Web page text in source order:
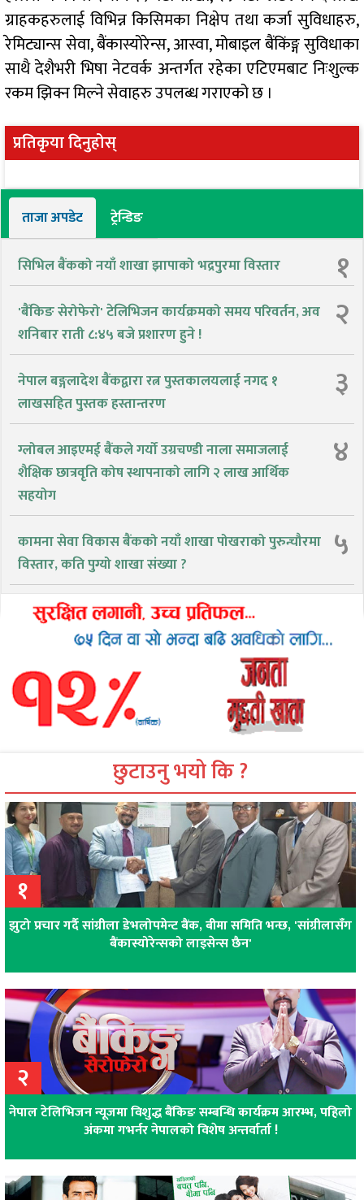
ग्राहकहरुलाई विभिन्न किसिमका निक्षेप तथा कर्जा सुविधाहरु,
रेमिट्यान्स सेवा, बैंकास्योरेन्स, आस्वा, मोबाइल बैंकिंङ्ग सुविधाका
साथै देशैभरी भिषा नेटवर्क अन्तर्गत रहेका एटिएमबाट निःशुल्क
रकम झिक्न मिल्ने सेवाहरु उपलब्ध गराएको छ ।
प्रतिकृया दिनुहोस्
ताजा अपडेट ट्रेन्डिङ
सिभिल बैंकको नयाँ शाखा झापाको भद्रपुरमा विस्तार १
'बैंकिङ सेरोफेरो' टेलिभिजन कार्यक्रमको समय परिवर्तन, अव
शनिबार राती ८:४५ बजे प्रशारण हुने !
२
नेपाल बङ्गलादेश बैंकद्वारा रत्न पुस्तकालयलाई नगद १
लाखसहित पुस्तक हस्तान्तरण
३
ग्लोबल आइएमई बैंकले गर्यो उग्रचण्डी नाला समाजलाई
शैक्षिक छात्रवृति कोष स्थापनाको लागि २ लाख आर्थिक
सहयोग
४
कामना सेवा विकास बैंकको नयाँ शाखा पोखराको पुरुन्चौरमा
विस्तार, कति पुग्यो शाखा संख्या ?
५
छुटाउनु भयो कि ?
१
झुटो प्रचार गर्दै सांग्रीला डेभलोपमेन्ट बैंक, बीमा समिति भन्छ, 'सांग्रीलासँग
बैंकास्योरेन्सको लाइसेन्स छैन'
२
नेपाल टेलिभिजन न्यूजमा विशुद्ध बैंकिङ सम्बन्धि कार्यक्रम आरम्भ, पहिलो
अंकमा गभर्नर नेपालको विशेष अन्तर्वार्ता !